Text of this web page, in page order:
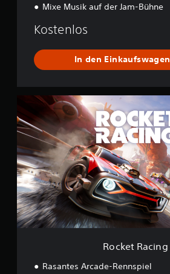
Mixe Musik auf der Jam-Bühne
Kostenlos
In den Einkaufswagen
c
k
e
t
R
a
c
i
n
g
Rocket Racing
Rasantes Arcade-Rennspiel